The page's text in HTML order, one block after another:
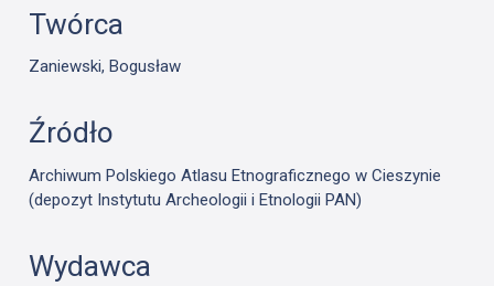
Twórca
Zaniewski, Bogusław
Źródło
Archiwum Polskiego Atlasu Etnograficznego w Cieszynie
(depozyt Instytutu Archeologii i Etnologii PAN)
Wydawca